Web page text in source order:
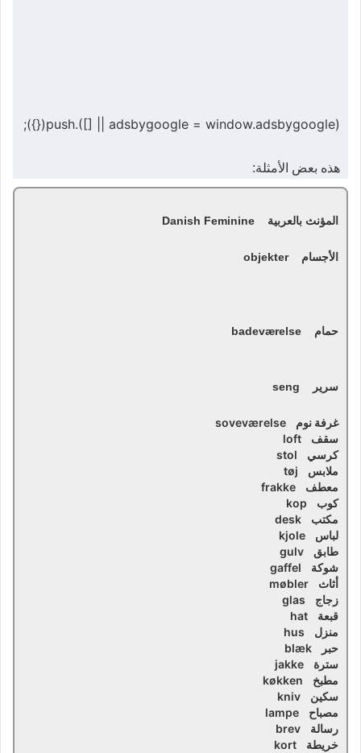
(adsbygoogle = window.adsbygoogle || []).push({});
هذه بعض الأمثلة:
المؤنث بالعربية Danish Feminine
الأجسام objekter
حمام badeværelse
سرير seng
غرفة نوم soveværelse
سقف loft
كرسي stol
ملابس tøj
معطف frakke
كوب kop
مكتب desk
لباس kjole
طابق gulv
شوكة gaffel
أثاث møbler
زجاج glas
قبعة hat
منزل hus
حبر blæk
سترة jakke
مطبخ køkken
سكين kniv
مصباح lampe
رسالة brev
خريطة kort